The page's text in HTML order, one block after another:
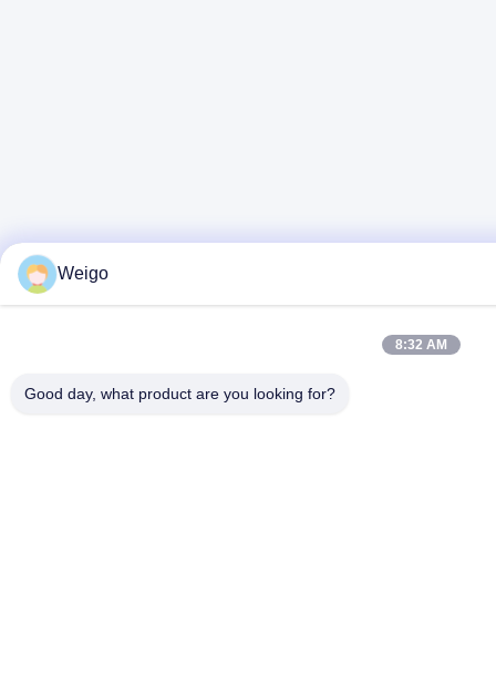
Weigo
8:32 AM
Good day, what product are you looking for?